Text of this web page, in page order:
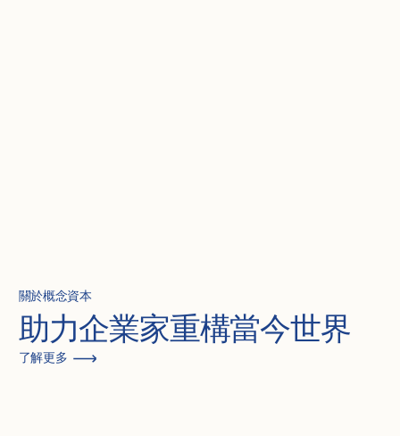
關於概念資本
助力企業家重構當今世界
了解更多